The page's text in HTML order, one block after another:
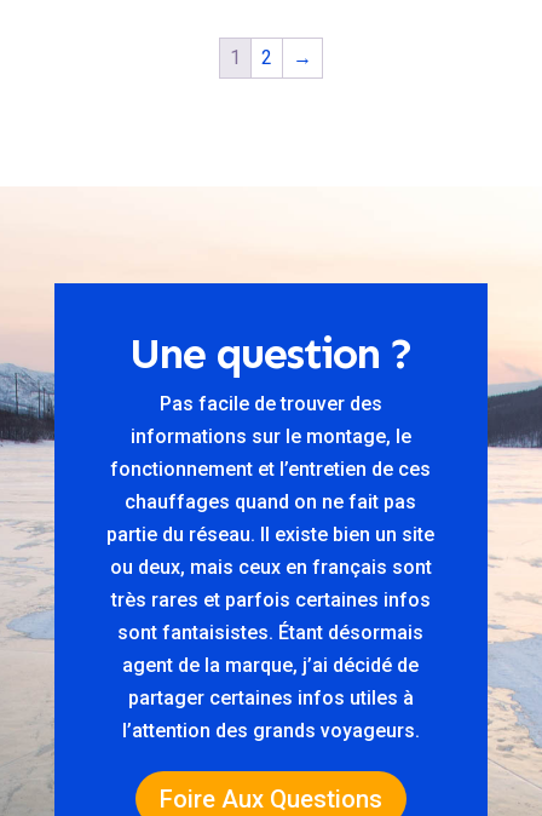
1 2 →
Une question ?
Pas facile de trouver des
informations sur le montage, le
fonctionnement et l’entretien de ces
chauffages quand on ne fait pas
partie du réseau. Il existe bien un site
ou deux, mais ceux en français sont
très rares et parfois certaines infos
sont fantaisistes. Étant désormais
agent de la marque, j’ai décidé de
partager certaines infos utiles à
l’attention des grands voyageurs.
Foire Aux Questions